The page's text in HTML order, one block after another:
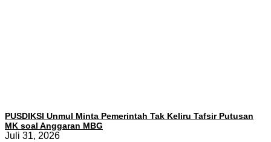
PUSDIKSI Unmul Minta Pemerintah Tak Keliru Tafsir Putusan
MK soal Anggaran MBG
Juli 31, 2026